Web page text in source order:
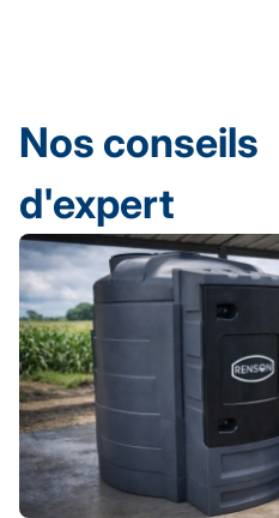
Nos conseils
d'expert